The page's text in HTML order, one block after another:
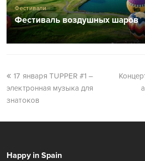
Фестивали
Фестиваль воздушных шаров
17 января TUPPER #1 –
электронная музыка для
знатоков
Happy in Spain